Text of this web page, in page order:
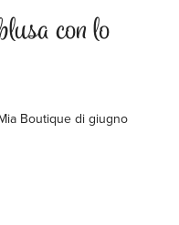
con lo
Boutique di giugno